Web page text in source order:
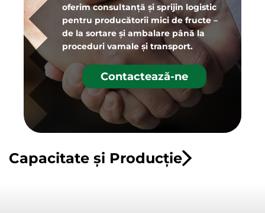
oferim consultanță și sprijin logistic
pentru producătorii mici de fructe –
de la sortare și ambalare până la
proceduri vamale și transport.
Contactează-ne
Capacitate și Producție